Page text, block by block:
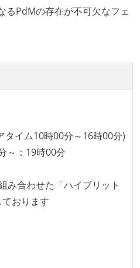
績値について、メンバーの
アプロ、モブワークなど、ナ
っている（属人性を減らす
は裁量労働制を採用している
記載事項
禁煙
るPdMの存在が不可欠なフェ
タイム10時00分～16時00分)
～：19時00分
み合わせた「ハイブリット
おります